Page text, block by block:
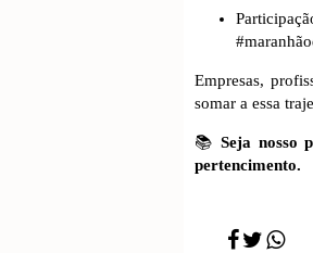
Empresas,
somar a essa
📚Seja nosso
pertencimento.